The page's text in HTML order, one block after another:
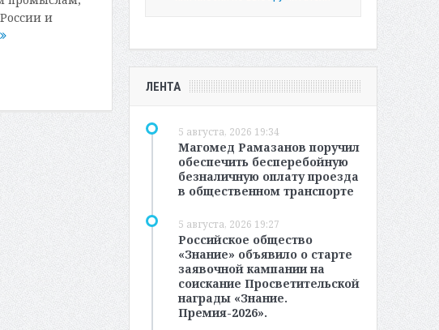
и
ЛЕНТА
5 августа, 2026 19:34
Магомед Рамазанов поручил
обеспечить бесперебойную
безналичную оплату проезда
в общественном транспорте
5 августа, 2026 19:27
Российское общество
«Знание» объявило о старте
заявочной кампании на
соискание Просветительской
награды «Знание.
Премия-2026».